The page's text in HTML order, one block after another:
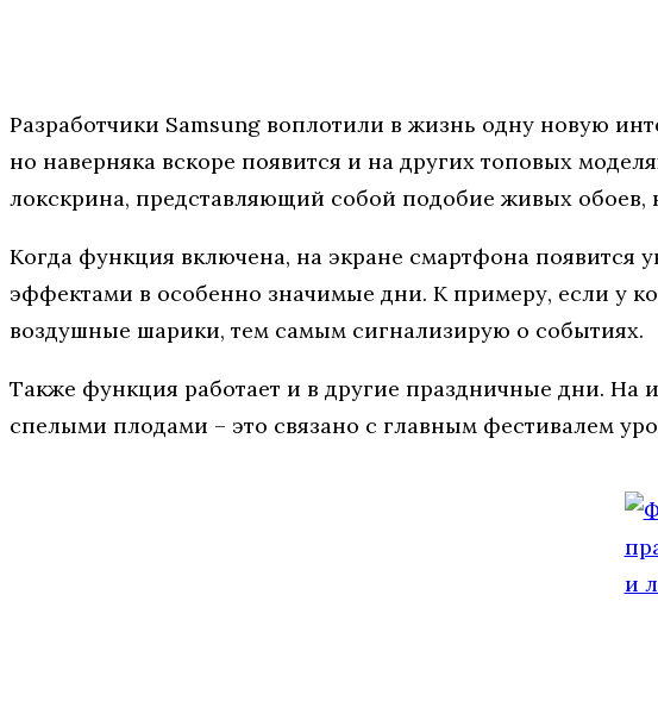
Разработчики Samsung воплотили в жизнь одну новую
но наверняка вскоре появится и на других топовых
локскрина, представляющий собой подобие живых
Когда функция включена, на экране смартфона появится
эффектами в особенно значимые дни. К примеру, если у
воздушные шарики, тем самым сигнализирую о событиях.
Также функция работает и в другие праздничные дни.
спелыми плодами – это связано с главным фестивалем